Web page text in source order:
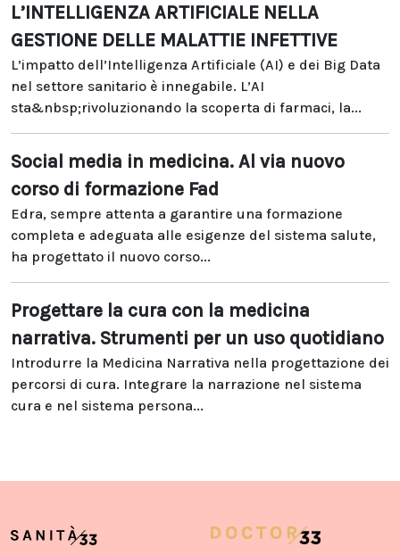
L’INTELLIGENZA ARTIFICIALE NELLA
GESTIONE DELLE MALATTIE INFETTIVE
L’impatto dell’Intelligenza Artificiale (AI) e dei Big Data
nel settore sanitario è innegabile. L’AI
sta&nbsp;rivoluzionando la scoperta di farmaci, la...
Social media in medicina. Al via nuovo
corso di formazione Fad
Edra, sempre attenta a garantire una formazione
completa e adeguata alle esigenze del sistema salute,
ha progettato il nuovo corso...
Progettare la cura con la medicina
narrativa. Strumenti per un uso quotidiano
Introdurre la Medicina Narrativa nella progettazione dei
percorsi di cura. Integrare la narrazione nel sistema
cura e nel sistema persona...